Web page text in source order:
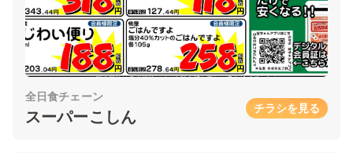
全日食チェーン
スーパーこしん チラシを見る